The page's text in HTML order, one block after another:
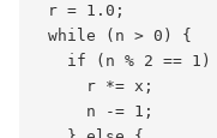
r = 1.0;
while (n > 0) {
if (n % 2 == 1)
     r *= x;
     n -= 1;